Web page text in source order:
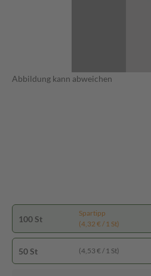
Abbildung kann abweichen
100 St
Spartipp
(4,32 € / 1 St)
50 St (4,53 € / 1 St)